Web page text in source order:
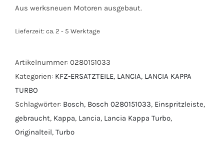
Aus werksneuen Motoren ausgebaut.
Lieferzeit: ca. 2 - 5 Werktage
Artikelnummer: 0280151033
Kategorien: KFZ-ERSATZTEILE, LANCIA, LANCIA KAPPA
TURBO
Schlagwörter: Bosch, Bosch 0280151033, Einspritzleiste,
gebraucht, Kappa, Lancia, Lancia Kappa Turbo,
Originalteil, Turbo